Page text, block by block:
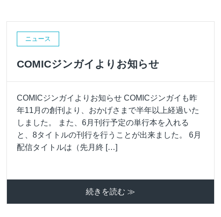
ニュース
COMICジンガイよりお知らせ
COMICジンガイよりお知らせ COMICジンガイも昨
年11月の創刊より、おかげさまで半年以上経過いた
しました。 また、6月刊行予定の単行本を入れる
と、8タイトルの刊行を行うことが出来ました。 6月
配信タイトルは（先月終 […]
続きを読む ≫